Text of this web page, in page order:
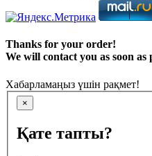
Thanks for your order!
We will contact you as soon as
Хабарламаңыз үшін рақмет!
×
Қате тапты?